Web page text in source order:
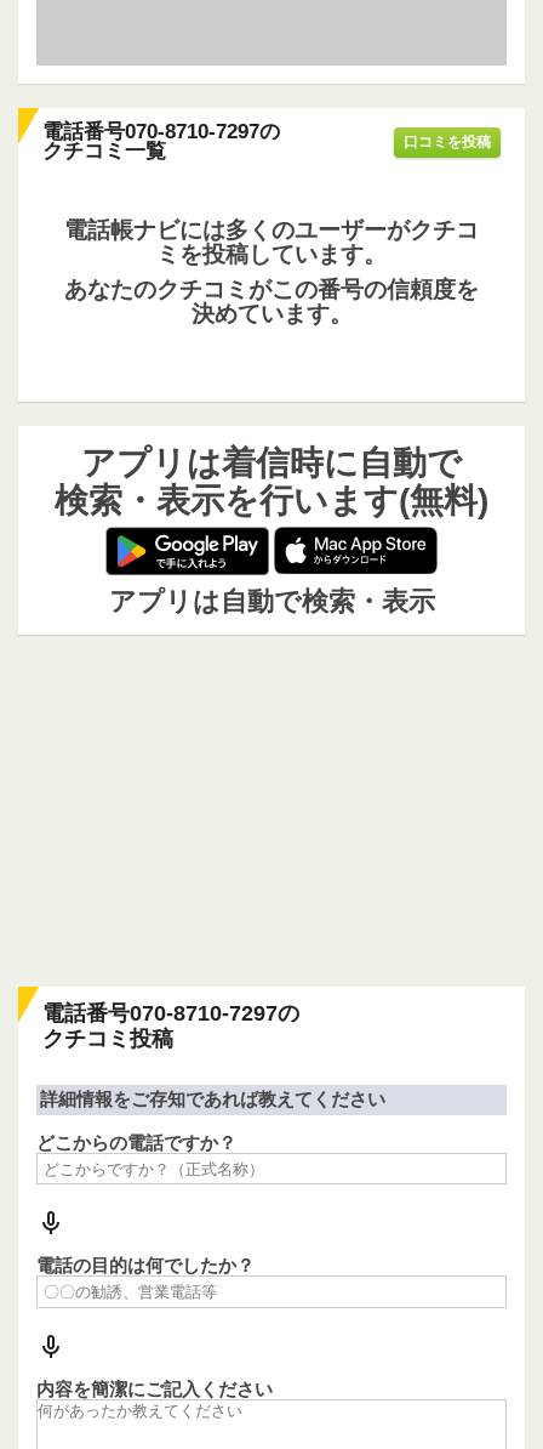
電話番号070-8710-7297の
クチコミ一覧
口コミを投稿
電話帳ナビには多くのユーザーがクチコ
ミを投稿しています。
あなたのクチコミがこの番号の信頼度を
決めています。
アプリは着信時に自動で
検索・表示を行います(無料)
アプリは自動で検索・表示
電話番号070-8710-7297の
クチコミ投稿
詳細情報をご存知であれば教えてください
どこからの電話ですか？
電話の目的は何でしたか？
内容を簡潔にご記入ください